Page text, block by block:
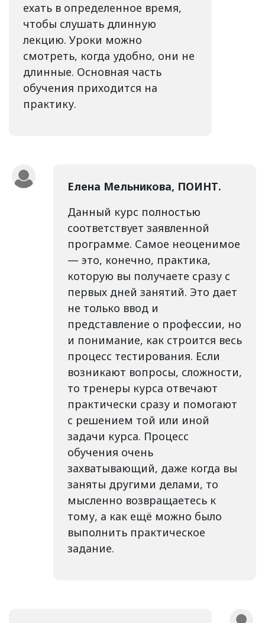
ехать в определенное время,
чтобы слушать длинную
лекцию. Уроки можно
смотреть, когда удобно, они не
длинные. Основная часть
обучения приходится на
практику.
Елена Мельникова, ПОИНТ.
Данный курс полностью
соответствует заявленной
программе. Самое неоценимое
— это, конечно, практика,
которую вы получаете сразу с
первых дней занятий. Это дает
не только ввод и
представление о профессии, но
и понимание, как строится весь
процесс тестирования. Если
возникают вопросы, сложности,
то тренеры курса отвечают
практически сразу и помогают
с решением той или иной
задачи курса. Процесс
обучения очень
захватывающий, даже когда вы
заняты другими делами, то
мысленно возвращаетесь к
тому, а как ещё можно было
выполнить практическое
задание.